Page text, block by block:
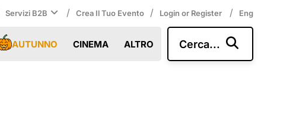
Servizi B2B / Crea Il Tuo Evento / Login or Register / Eng
AUTUNNO CINEMA ALTRO Cerca...